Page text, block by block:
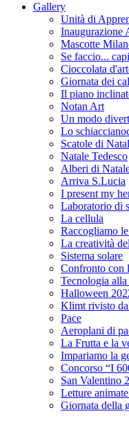
Gallery
Unità di
Inaugurazione
Mascotte
Se faccio...
Cioccolata
Giornata dei
Il piano
Notan Art
Un modo
Lo
Scatole di
Natale Tedesco
Alberi di
Arriva S.Lucia
I present my
Laboratorio di
La cellula
Raccogliamo
La creatività
Sistema solare
Confronto con
Tecnologia
Halloween
Klimt rivisto
Pace
Aeroplani di
La Frutta e la
Impariamo la
Concorso “I
San Valentino
Letture
Giornata della